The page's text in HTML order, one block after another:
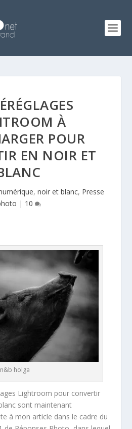
À
POUR
EN NOIR ET
, noir et blanc, Presse
| 10
n&b holga
Lightroom pour convertir
sont maintenant
à mon article dans le cadre du